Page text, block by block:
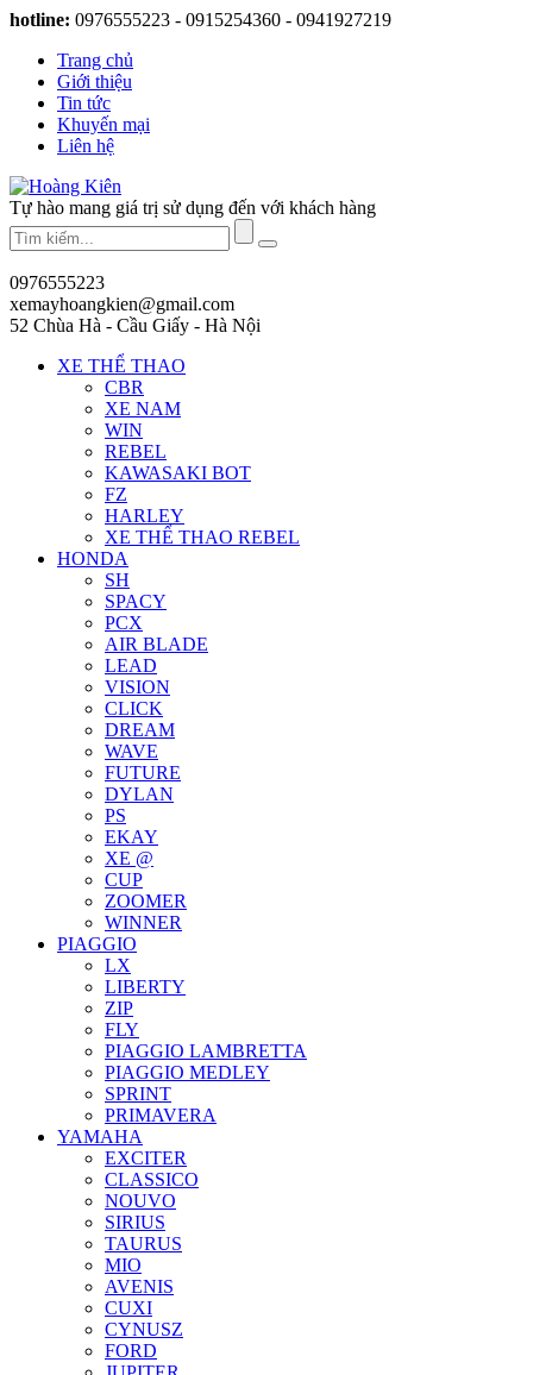
hotline: 0976555223 - 0915254360 - 0941927219
Trang chủ
Giới thiệu
Tin tức
Khuyến mại
Liên hệ
Tự hào mang giá trị sử dụng đến với khách hàng
0976555223
xemayhoangkien@gmail.com
52 Chùa Hà - Cầu Giấy - Hà Nội
XE THỂ THAO
CBR
XE NAM
WIN
REBEL
KAWASAKI BOT
FZ
HARLEY
XE THỂ THAO REBEL
HONDA
SH
SPACY
PCX
AIR BLADE
LEAD
VISION
CLICK
DREAM
WAVE
FUTURE
DYLAN
PS
EKAY
XE @
CUP
ZOOMER
WINNER
PIAGGIO
LX
LIBERTY
ZIP
FLY
PIAGGIO LAMBRETTA
PIAGGIO MEDLEY
SPRINT
PRIMAVERA
YAMAHA
EXCITER
CLASSICO
NOUVO
SIRIUS
TAURUS
MIO
AVENIS
CUXI
CYNUSZ
FORD